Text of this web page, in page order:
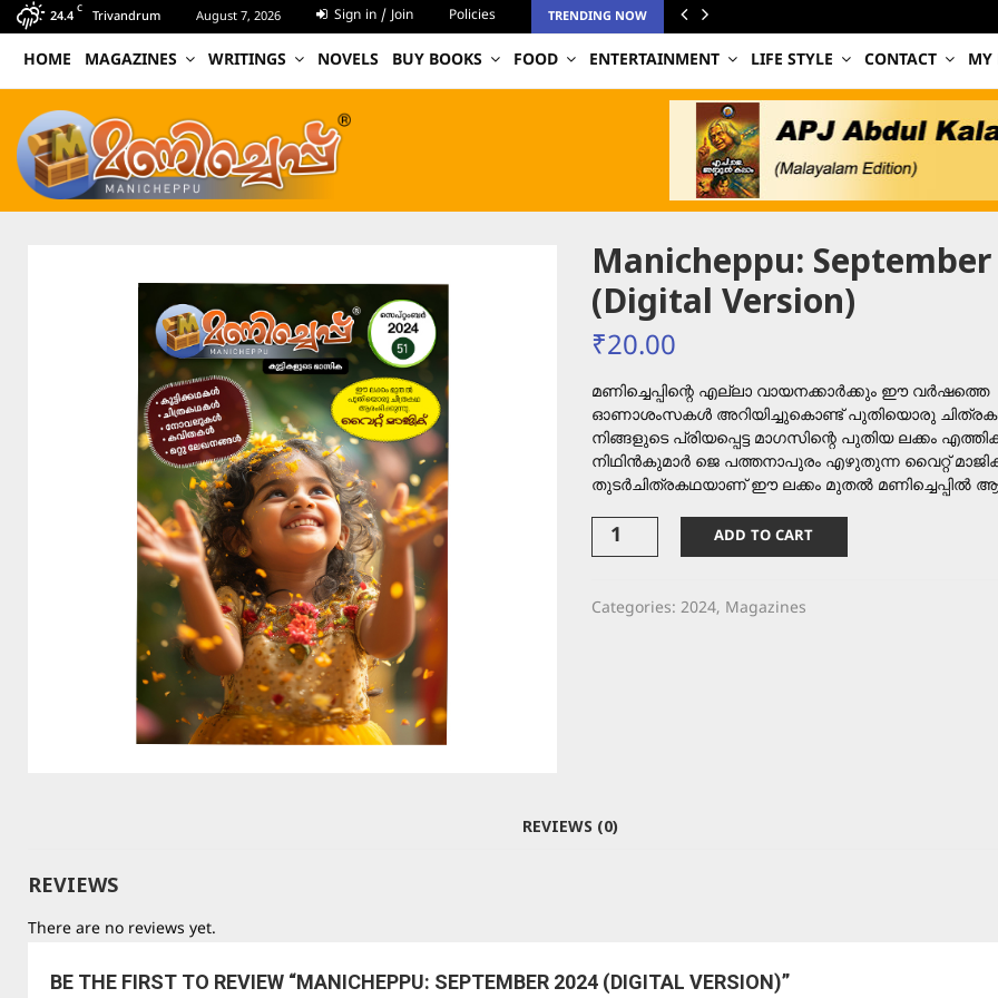
24.4 C Trivandrum August 7, 2026 Sign in / Join Policies TRENDING NOW
HOME MAGAZINES WRITINGS NOVELS BUY BOOKS FOOD ENTERTAINMENT LIFE STYLE CONTACT MY
Manicheppu: September
(Digital Version)
₹20.00
മണിച്ചെപ്പിന്റെ എല്ലാ വായനക്കാർക്കും ഈ വർഷത്തെ
ഓണാശംസകൾ അറിയിച്ചുകൊണ്ട് പുതിയൊരു
നിങ്ങളുടെ പ്രിയപ്പെട്ട മാഗസിന്റെ പുതിയ ലക്കം
നിഥിൻകുമാർ ജെ പത്തനാപുരം എഴുതുന്ന വൈറ്റ്
തുടർചിത്രകഥയാണ് ഈ ലക്കം മുതൽ മണിച്ചെപ്പിൽ
Manicheppu:
(Digital
Version)
ADD TO CART
Categories: 2024, Magazines
REVIEWS (0)
REVIEWS
There are no reviews yet.
BE THE FIRST TO REVIEW “MANICHEPPU: SEPTEMBER 2024 (DIGITAL VERSION)”